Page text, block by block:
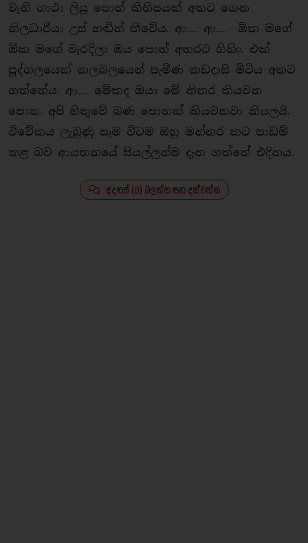
වැනි ගාථා ලියූ පොත් කිහිපයක් අතට ගෙන
නිලධාරියා උස් හඬින් කීවේය. ආ.... ආ.... ඕක මගේ
ඕක මගේ වැරදිලා ඔය පොත් අතරට ගිහිං. එක්
පුද්ගලයෙක් කලබලයෙන් පැමිණ කඩදාසි මිටිය අතට
ගත්තේය. ආ.... මේකද ඔයා මේ නිතර කියවන
පොත. අපි හිතුවේ බණ පොතක් කියවනවා කියලයි.
විවේකය ලැබුණු සෑම විටම ඔහු මන්නර කට පාඩම්
කළ බව ආයතනයේ සියල්ලන්ම දැන ගත්තේ එදිනය.
අදහස් (0) බලන්න සහ දක්වන්න